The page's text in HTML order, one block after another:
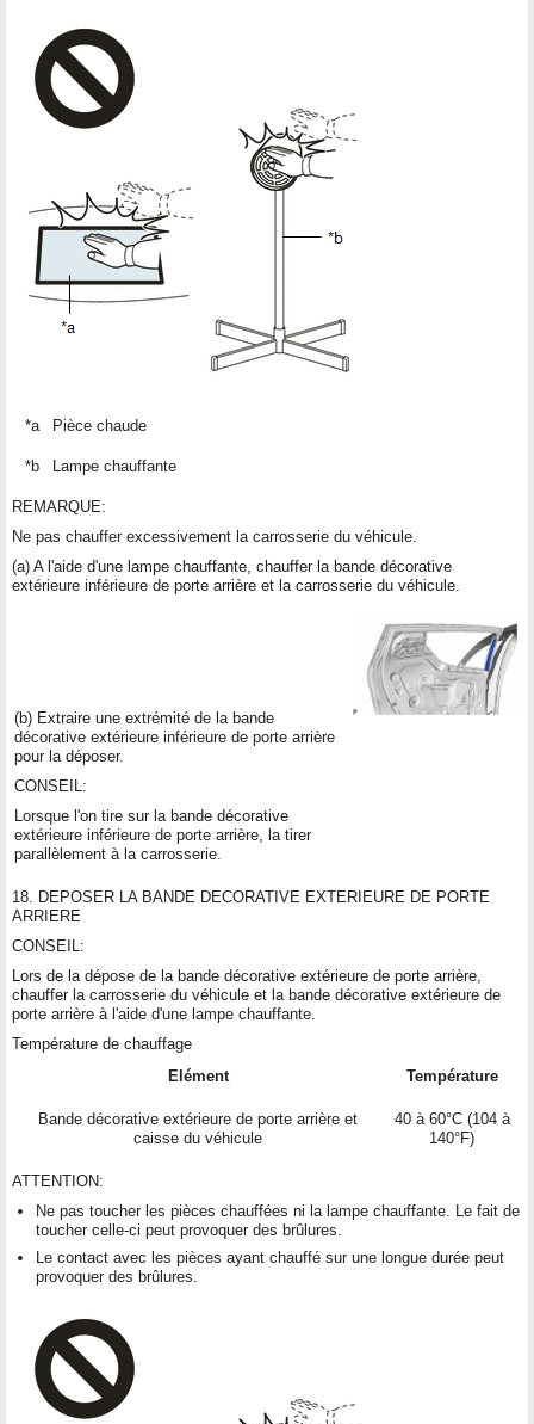
*a Pièce chaude
*b Lampe chauffante
REMARQUE:
Ne pas chauffer excessivement la carrosserie du véhicule.
(a) A l'aide d'une lampe chauffante, chauffer la bande décorative
extérieure inférieure de porte arrière et la carrosserie du véhicule.
(b) Extraire une extrémité de la bande
décorative extérieure inférieure de porte arrière
pour la déposer.
CONSEIL:
Lorsque l'on tire sur la bande décorative
extérieure inférieure de porte arrière, la tirer
parallèlement à la carrosserie.
18. DEPOSER LA BANDE DECORATIVE EXTERIEURE DE PORTE
ARRIERE
CONSEIL:
Lors de la dépose de la bande décorative extérieure de porte arrière,
chauffer la carrosserie du véhicule et la bande décorative extérieure de
porte arrière à l'aide d'une lampe chauffante.
Température de chauffage
Elément
Température
Bande décorative extérieure de porte arrière et
caisse du véhicule
40 à 60°C (104 à
140°F)
ATTENTION:
Ne pas toucher les pièces chauffées ni la lampe chauffante. Le fait de
toucher celle-ci peut provoquer des brûlures.
Le contact avec les pièces ayant chauffé sur une longue durée peut
provoquer des brûlures.